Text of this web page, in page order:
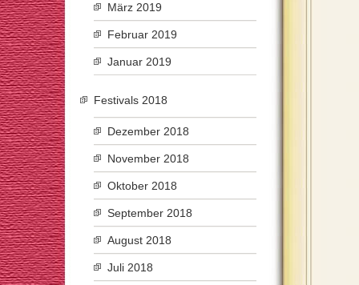
März 2019
Februar 2019
Januar 2019
Festivals 2018
Dezember 2018
November 2018
Oktober 2018
September 2018
August 2018
Juli 2018